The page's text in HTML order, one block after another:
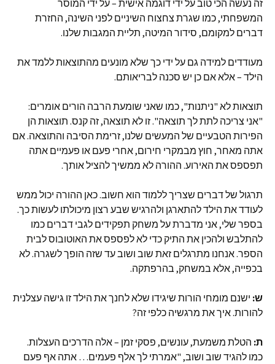
זה נעשה הכי טוב על ידי דוגמה אישית – על ידי המוסר
המשפחתי, כמו שגרת צחצוח השיניים לפני השינה, החזרת
דברים למקומם, סידור המיטה, תליית המגבות שלנו.
מעודדים למידה גם על ידי כך שלא מונעים מהתוצאות ללמד את
הילד – אלא אם כן יש סכנה לבריאותם.
תוצאות לא "ניתנות", כמו שאני שומעת הרבה הורים אומרים:
"אני צריכה לתת לך תוצאה". זו לא תוצאה, זה קנס. תוצאות הן
הפירות הטבעיים של המעשים שלנו, זרימת הסיבה והתוצאה. אם
אתה מאחר, חוץ מבמקרי חירום, אחרי פעם או פעמיים אתה
תפספס את האירוע. ההורה לא ממשיך להציל אותך.
תרגול של דברים שצריך ללמוד הוא חשוב. כאן ההורה יכול ממש
לעודד את הילד להתארגן ולהרגיש שבע רצון מיכולתו לעשות כך.
בספר שלי, אני מדברת על משחק תפקידים לגבי דברים כמו
להתלבש ולהכין את התיק כדי לא לפספס את האוטובוס לבית
הספר. אנחנו מתרגלים זאת שוב ושוב עד שזה הופך לשגרה. לא
בכפייה, אלא במשחק, בהרפתקה.
ש: ישנם מומחי הורות שיגידו שלא לחנך את הילד זו גישה עצלנית
להורות. איך את מרגשיה כלפי זה?
ת: הטלת משמעת, עונשים, פסקי זמן – אלה הדרכים העצלות.
כמו להגיד שוב ושוב, "אמרתי לך אלף פעמים… אתה אף פעם